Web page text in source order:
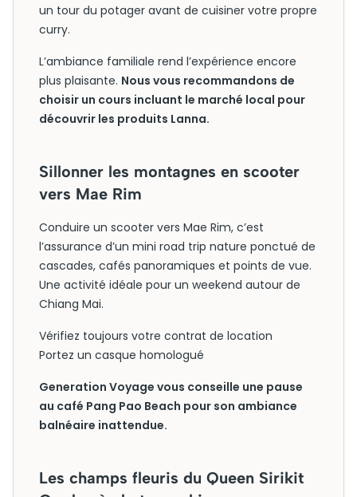
un tour du potager avant de cuisiner votre propre
curry.
L’ambiance familiale rend l’expérience encore
plus plaisante. Nous vous recommandons de
choisir un cours incluant le marché local pour
découvrir les produits Lanna.
Sillonner les montagnes en scooter
vers Mae Rim
Conduire un scooter vers Mae Rim, c’est
l’assurance d’un mini road trip nature ponctué de
cascades, cafés panoramiques et points de vue.
Une activité idéale pour un weekend autour de
Chiang Mai.
Vérifiez toujours votre contrat de location
Portez un casque homologué
Generation Voyage vous conseille une pause
au café Pang Pao Beach pour son ambiance
balnéaire inattendue.
Les champs fleuris du Queen Sirikit